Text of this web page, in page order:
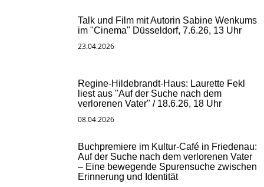
Talk und Film mit Autorin Sabine Wenkums
im "Cinema" Düsseldorf, 7.6.26, 13 Uhr
23.04.2026
Regine-Hildebrandt-Haus: Laurette Fekl
liest aus "Auf der Suche nach dem
verlorenen Vater" / 18.6.26, 18 Uhr
08.04.2026
Buchpremiere im Kultur-Café in Friedenau:
Auf der Suche nach dem verlorenen Vater
– Eine bewegende Spurensuche zwischen
Erinnerung und Identität